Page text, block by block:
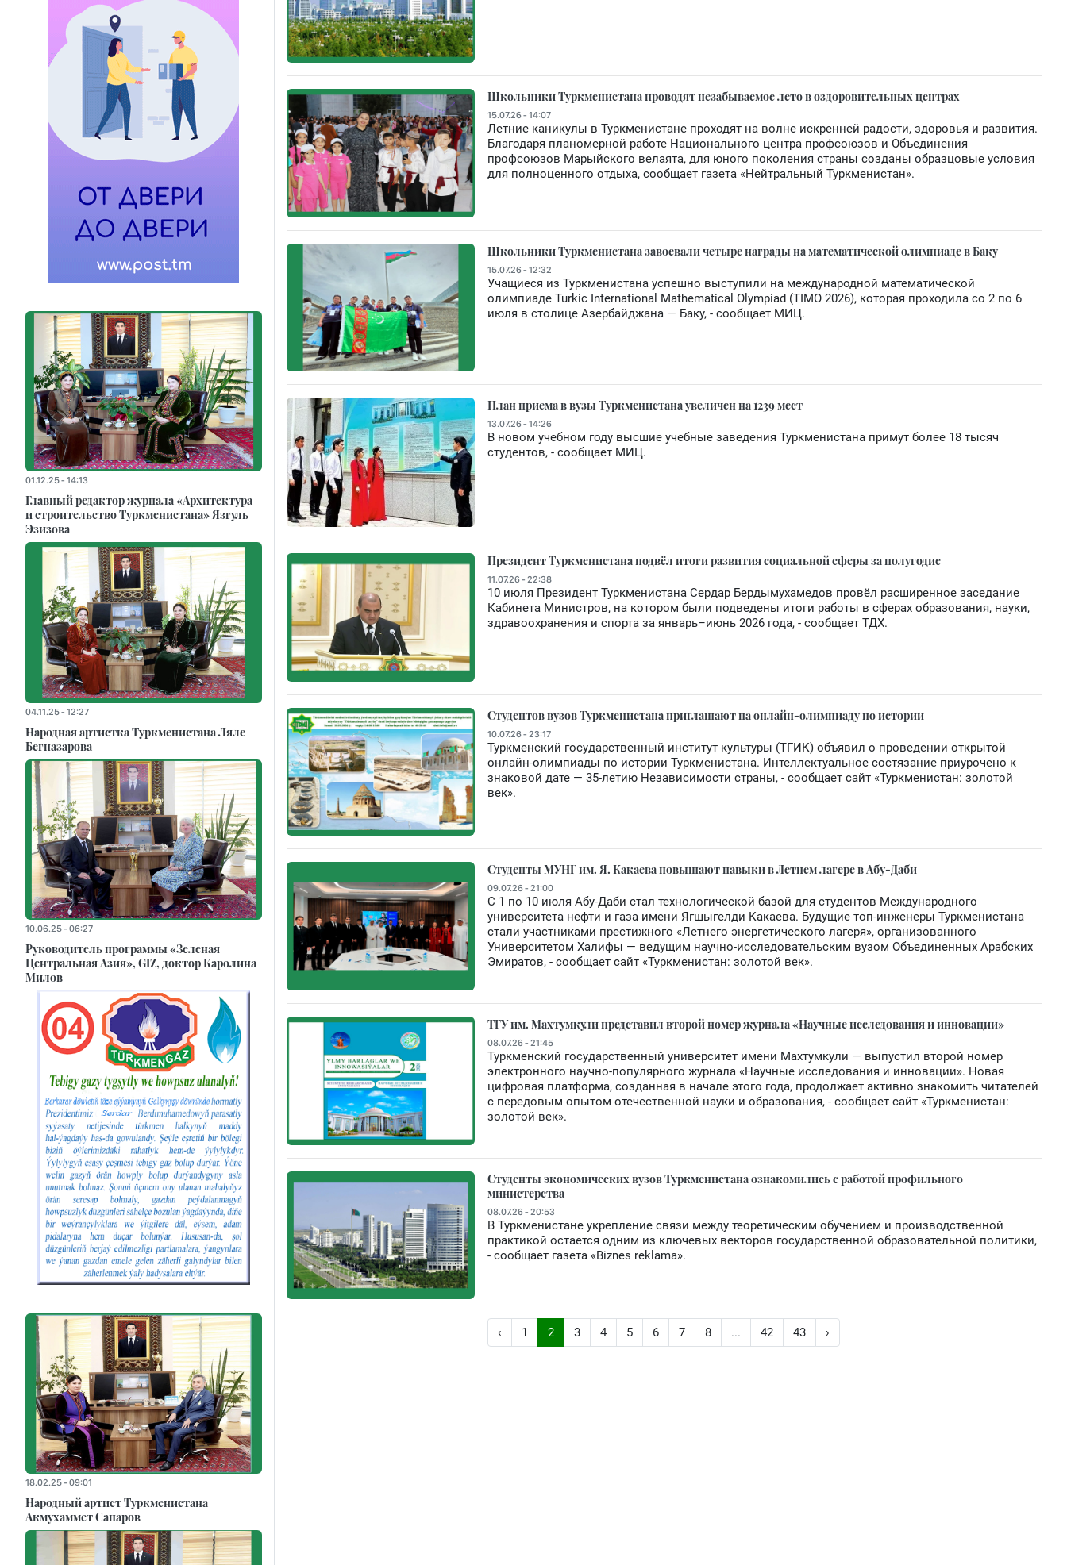
Школьники Туркменистана проводят незабываемое лето в оздоровительных центрах
15.07.26 - 14:07
Летние каникулы в Туркменистане проходят на волне искренней радости, здоровья и развития.
Благодаря планомерной работе Национального центра профсоюзов и Объединения
профсоюзов Марыйского велаята, для юного поколения страны созданы образцовые условия
для полноценного отдыха, сообщает газета «Нейтральный Туркменистан».
Школьники Туркменистана завоевали четыре награды на математической олимпиаде в Баку
15.07.26 - 12:32
Учащиеся из Туркменистана успешно выступили на международной математической
олимпиаде Turkic International Mathematical Olympiad (TIMO 2026), которая проходила со 2 по 6
июля в столице Азербайджана — Баку, - сообщает МИЦ.
План приема в вузы Туркменистана увеличен на 1239 мест
13.07.26 - 14:26
В новом учебном году высшие учебные заведения Туркменистана примут более 18 тысяч
студентов, - сообщает МИЦ.
Президент Туркменистана подвёл итоги развития социальной сферы за полугодие
11.07.26 - 22:38
10 июля Президент Туркменистана Сердар Бердымухамедов провёл расширенное заседание
Кабинета Министров, на котором были подведены итоги работы в сферах образования, науки,
здравоохранения и спорта за январь–июнь 2026 года, - сообщает ТДХ.
Студентов вузов Туркменистана приглашают на онлайн-олимпиаду по истории
10.07.26 - 23:17
Туркменский государственный институт культуры (ТГИК) объявил о проведении открытой
онлайн-олимпиады по истории Туркменистана. Интеллектуальное состязание приурочено к
знаковой дате — 35-летию Независимости страны, - сообщает сайт «Туркменистан: золотой
век».
Студенты МУНГ им. Я. Какаева повышают навыки в Летнем лагере в Абу-Даби
09.07.26 - 21:00
С 1 по 10 июля Абу-Даби стал технологической базой для студентов Международного
университета нефти и газа имени Ягшыгелди Какаева. Будущие топ-инженеры Туркменистана
стали участниками престижного «Летнего энергетического лагеря», организованного
Университетом Халифы — ведущим научно-исследовательским вузом Объединенных Арабских
Эмиратов, - сообщает сайт «Туркменистан: золотой век».
ТГУ им. Махтумкули представил второй номер журнала «Научные исследования и инновации»
08.07.26 - 21:45
Туркменский государственный университет имени Махтумкули — выпустил второй номер
электронного научно-популярного журнала «Научные исследования и инновации». Новая
цифровая платформа, созданная в начале этого года, продолжает активно знакомить читателей
с передовым опытом отечественной науки и образования, - сообщает сайт «Туркменистан:
золотой век».
Студенты экономических вузов Туркменистана ознакомились с работой профильного
министерства
08.07.26 - 20:53
В Туркменистане укрепление связи между теоретическим обучением и производственной
практикой остается одним из ключевых векторов государственной образовательной политики,
- сообщает газета «Biznes reklama».
‹ 1 2 3 4 5 6 7 8 ... 42 43 ›
01.12.25 - 14:13
Главный редактор журнала «Архитектура
и строительство Туркменистана» Язгуль
Эзизова
04.11.25 - 12:27
Народная артистка Туркменистана Ляле
Бегназарова
10.06.25 - 06:27
Руководитель программы «Зеленая
Центральная Азия», GIZ, доктор Каролина
Милов
18.02.25 - 09:01
Народный артист Туркменистана
Акмухаммет Сапаров